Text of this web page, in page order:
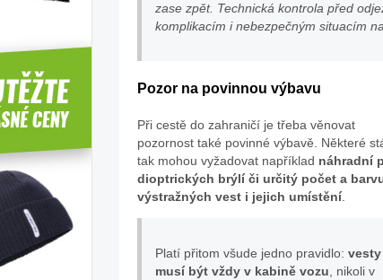
zase zpět. Technická kontrola před
komplikacím i nebezpečným situacím
Pozor na povinnou výbavu
Při cestě do zahraničí je třeba věnovat
pozornost také povinné výbavě. Některé
tak mohou vyžadovat například náhradní
dioptrických brýlí či určitý počet a
výstražných vest i jejich umístění.
Platí přitom všude jedno pravidlo: vesty
musí být vždy v kabině vozu , nikoli v